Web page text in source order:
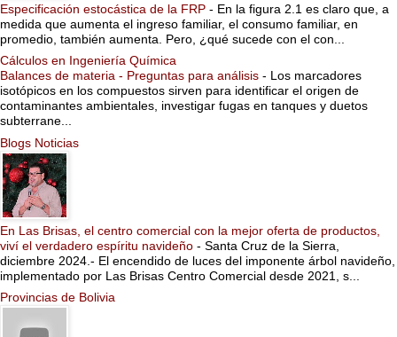
Especificación estocástica de la FRP - En la figura 2.1 es claro que, a
medida que aumenta el ingreso familiar, el consumo familiar, en
promedio, también aumenta. Pero, ¿qué sucede con el con...
Cálculos en Ingeniería Química
Balances de materia - Preguntas para análisis - Los marcadores
isotópicos en los compuestos sirven para identificar el origen de
contaminantes ambientales, investigar fugas en tanques y duetos
subterrane...
Blogs Noticias
En Las Brisas, el centro comercial con la mejor oferta de productos,
viví el verdadero espíritu navideño - Santa Cruz de la Sierra,
diciembre 2024.- El encendido de luces del imponente árbol navideño,
implementado por Las Brisas Centro Comercial desde 2021, s...
Provincias de Bolivia